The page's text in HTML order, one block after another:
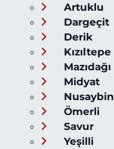
Artuklu
Dargeçit
Derik
Kızıltepe
Mazıdağı
Midyat
Nusaybin
Ömerli
Savur
Yeşilli